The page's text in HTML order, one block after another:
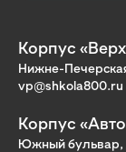
Корпус
Нижне-
vp@shkola800.ru
Корпус
Южный бульвар,